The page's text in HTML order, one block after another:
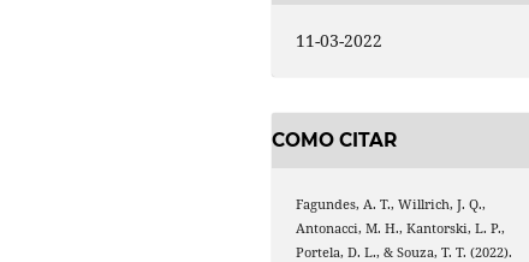
11-03-2022
COMO CITAR
Fagundes, A. T., Willrich, J. Q.,
Antonacci, M. H., Kantorski, L. P.,
Portela, D. L., & Souza, T. T. (2022).